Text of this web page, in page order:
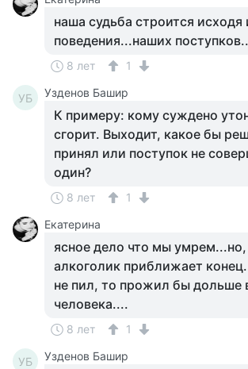
наша судьба строится исходя
поведения...наших
8 лет 1
УБ Узденов Башир
К примеру: кому суждено
сгорит. Выходит, какое бы
принял или поступок не
один?
8 лет
1
Екатерина
ясное дело что мы
алкоголик приближает
не пил, то прожил бы дольше
человека....
8 лет 1
УБ Узденов Башир